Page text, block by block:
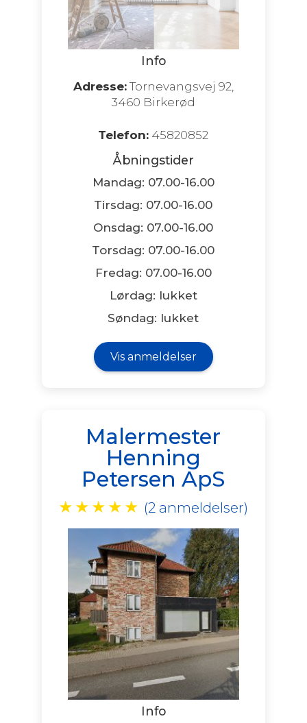
Info
Adresse:Tornevangsvej 92,
3460 Birkerød
Telefon: 45820852
Åbningstider
Mandag: 07.00-16.00
Tirsdag: 07.00-16.00
Onsdag: 07.00-16.00
Torsdag: 07.00-16.00
Fredag: 07.00-16.00
Lørdag: lukket
Søndag: lukket
Vis anmeldelser
Malermester
Henning
Petersen ApS
★ ★ ★ ★ ★ (2 anmeldelser)
Info